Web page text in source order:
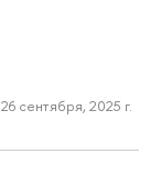
26 сентября, 2025 г.